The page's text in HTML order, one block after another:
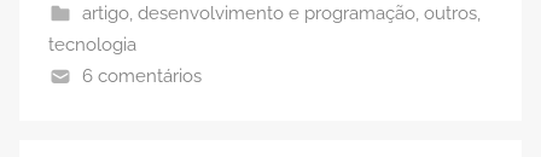
artigo, desenvolvimento e programação, outros,
tecnologia
6 comentários